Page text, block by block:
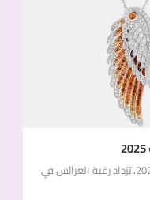
مجوهرات الأومبريه – مع اقتراب صيف 2025، تزداد رغبة العرائس في